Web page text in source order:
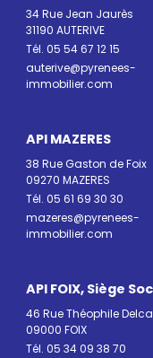
34 Rue Jean Jaurès
31190 AUTERIVE
Tél. 05 54 67 12 15
auterive@pyrenees-
immobilier.com
API MAZERES
38 Rue Gaston de Foix
09270 MAZERES
Tél. 05 61 69 30 30
mazeres@pyrenees-
immobilier.com
API FOIX, Siège
46 Rue Théophile
09000 FOIX
Tél. 05 34 09 38 70